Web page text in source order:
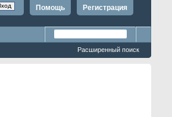
Регистрация
Помощь
Расширенный поиск